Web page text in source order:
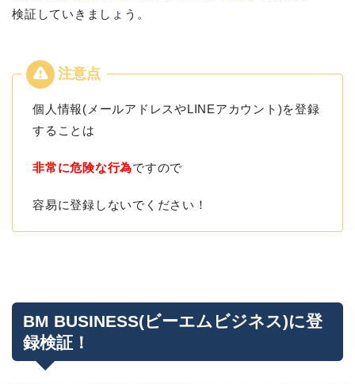
検証していきましょう。
個人情報(メールアドレスやLINEアカウント)を登録
することは
非常に危険な行為ですので
容易に登録しないでください！
BM BUSINESS(ビーエムビジネス)に登
録検証！